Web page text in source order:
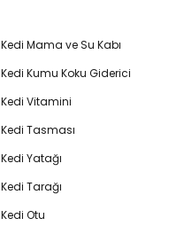
Kedi Mama ve Su Kabı
Kedi Kumu Koku Giderici
Kedi Vitamini
Kedi Tasması
Kedi Yatağı
Kedi Tarağı
Kedi Otu